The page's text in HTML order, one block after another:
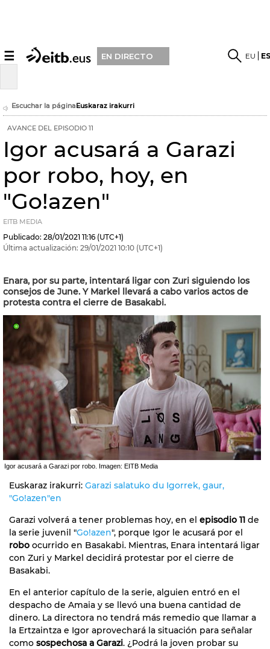
☰ EN DIRECTO EU
Escuchar la páginaEuskaraz irakurri
AVANCE DEL EPISODIO 11
Igor acusará a Garazi
por robo, hoy, en
"Go!azen"
EITB MEDIA
Publicado: 28/01/2021 11:16 (UTC+1)
Última actualización: 29/01/2021 10:10 (UTC+1)
Enara, por su parte, intentará ligar con Zuri siguiendo los
consejos de June. Y Markel llevará a cabo varios actos de
protesta contra el cierre de Basakabi.
Igor acusará a Garazi por robo. Imagen: EITB Media
Euskaraz irakurri: Garazi salatuko du Igorrek, gaur,
"Go!azen"en
Garazi volverá a tener problemas hoy, en el episodio 11 de
la serie juvenil "Go!azen", porque Igor le acusará por el
robo ocurrido en Basakabi. Mientras, Enara intentará ligar
con Zuri y Markel decidirá protestar por el cierre de
Basakabi.
En el anterior capítulo de la serie, alguien entró en el
despacho de Amaia y se llevó una buena cantidad de
dinero. La directora no tendrá más remedio que llamar a
la Ertzaintza e Igor aprovechará la situación para señalar
como sospechosa a Garazi. ¿Podrá la joven probar su